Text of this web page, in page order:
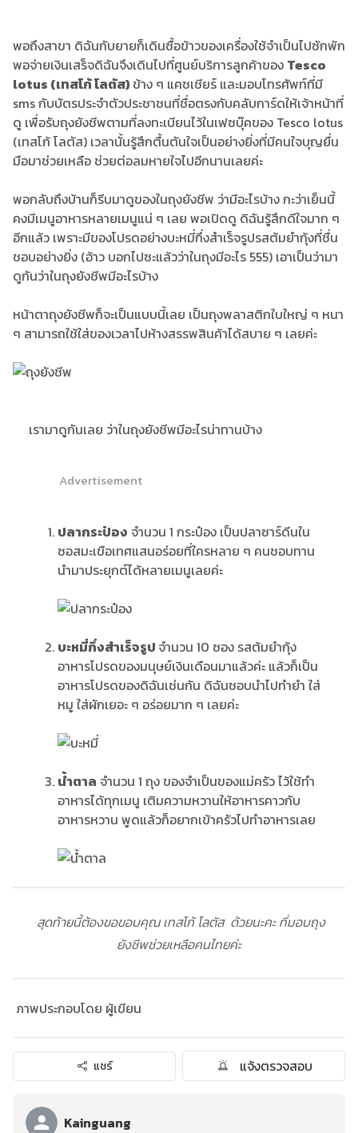
พอถึงสาขา ดิฉันกับยายก็เดินซื้อข้าวของเครื่องใช้จำเป็นไปซักพัก
พอจ่ายเงินเสร็จดิฉันจึงเดินไปที่ศูนย์บริการลูกค้าของ Tesco
lotus (เทสโก้ โลตัส) ข้าง ๆ แคชเชียร์ และมอบโทรศัพท์ที่มี
sms กับบัตรประจำตัวประชาชนที่ชื่อตรงกับคลับการ์ดให้เจ้าหน้าที่
ดู เพื่อรับถุงยังชีพตามที่ลงทะเบียนไว้ในเฟซบุ๊คของ Tesco lotus
(เทสโก้ โลตัส) เวลานั้นรู้สึกตื้นตันใจเป็นอย่างยิ่งที่มีคนใจบุญยื่น
มือมาช่วยเหลือ ช่วยต่อลมหายใจไปอีกนานเลยค่ะ
พอกลับถึงบ้านก็รีบมาดูของในถุงยังชีพ ว่ามีอะไรบ้าง กะว่าเย็นนี้
คงมีเมนูอาหารหลายเมนูแน่ ๆ เลย พอเปิดดู ดิฉันรู้สึกดีใจมาก ๆ
อีกแล้ว เพราะมีของโปรดอย่างบะหมี่กึ่งสำเร็จรูปรสต้มยำกุ้งที่ชื่น
ชอบอย่างยิ่ง (อ้าว บอกไปซะแล้วว่าในถุงมีอะไร 555) เอาเป็นว่ามา
ดูกันว่าในถุงยังชีพมีอะไรบ้าง
หน้าตาถุงยังชีพก็จะเป็นแบบนี้เลย เป็นถุงพลาสติกใบใหญ่ ๆ หนา
ๆ สามารถใช้ใส่ของเวลาไปห้างสรรพสินค้าได้สบาย ๆ เลยค่ะ
เรามาดูกันเลย ว่าในถุงยังชีพมีอะไรน่าทานบ้าง
Advertisement
ปลากระป๋อง จำนวน 1 กระป๋อง เป็นปลาซาร์ดีนใน
ซอสมะเขือเทศแสนอร่อยที่ใครหลาย ๆ คนชอบทาน
นำมาประยุกต์ได้หลายเมนูเลยค่ะ
บะหมี่กึ่งสำเร็จรูปจำนวน 10 ซอง รสต้มยำกุ้ง
อาหารโปรดของมนุษย์เงินเดือนมาแล้วค่ะ แล้วก็เป็น
อาหารโปรดของดิฉันเช่นกัน ดิฉันชอบนำไปทำยำ ใส่
หมู ใส่ผักเยอะ ๆ อร่อยมาก ๆ เลยค่ะ
น้ำตาล ​​​​​​ จำนวน 1 ถุง ของจำเป็นของแม่ครัว ไว้ใช้ทำ
อาหารได้ทุกเมนู เติมความหวานให้อาหารคาวกับ
อาหารหวาน พูดแล้วก็อยากเข้าครัวไปทำอาหารเลย
สุดท้ายนี้ต้องขอขอบคุณ เทสโก้ โลตัส ด้วยนะคะ ที่มอบถุง
ยังชีพช่วยเหลือคนไทยค่ะ
ภาพประกอบโดย ผู้เขียน
แชร์ แจ้งตรวจสอบ
Kainguang